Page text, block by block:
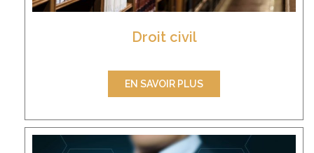
Droit civil
EN SAVOIR PLUS